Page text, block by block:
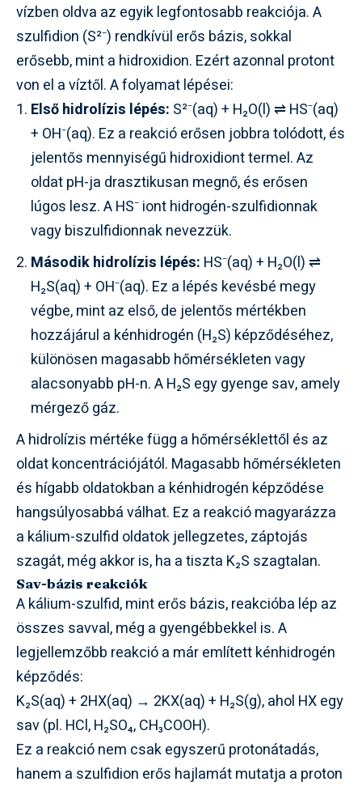
vízben oldva az egyik legfontosabb reakciója. A
szulfidion (S²⁻) rendkívül erős bázis, sokkal
erősebb, mint a hidroxidion. Ezért azonnal protont
von el a víztől. A folyamat lépései:
Első hidrolízis lépés: S²⁻(aq) + H₂O(l) ⇌ HS⁻(aq)
+ OH⁻(aq). Ez a reakció erősen jobbra tolódott, és
jelentős mennyiségű hidroxidiont termel. Az
oldat pH-ja drasztikusan megnő, és erősen
lúgos lesz. A HS⁻ iont hidrogén-szulfidionnak
vagy biszulfidionnak nevezzük.
Második hidrolízis lépés: HS⁻(aq) + H₂O(l) ⇌
H₂S(aq) + OH⁻(aq). Ez a lépés kevésbé megy
végbe, mint az első, de jelentős mértékben
hozzájárul a kénhidrogén (H₂S) képződéséhez,
különösen magasabb hőmérsékleten vagy
alacsonyabb pH-n. A H₂S egy gyenge sav, amely
mérgező gáz.
A hidrolízis mértéke függ a hőmérséklettől és az
oldat koncentrációjától. Magasabb hőmérsékleten
és hígabb oldatokban a kénhidrogén képződése
hangsúlyosabbá válhat. Ez a reakció magyarázza
a kálium-szulfid oldatok jellegzetes, záptojás
szagát, még akkor is, ha a tiszta K₂S szagtalan.
Sav-bázis reakciók
A kálium-szulfid, mint erős bázis, reakcióba lép az
összes savval, még a gyengébbekkel is. A
legjellemzőbb reakció a már említett kénhidrogén
képződés:
K₂S(aq) + 2HX(aq) → 2KX(aq) + H₂S(g), ahol HX egy
sav (pl. HCl, H₂SO₄, CH₃COOH).
Ez a reakció nem csak egyszerű protonátadás,
hanem a szulfidion erős hajlamát mutatja a proton